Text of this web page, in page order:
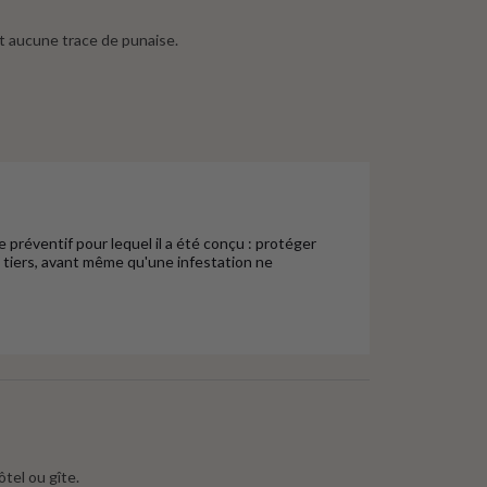
trace de punaise.
préventif pour lequel il a été conçu : protéger
avant même qu'une infestation ne
ou gîte.